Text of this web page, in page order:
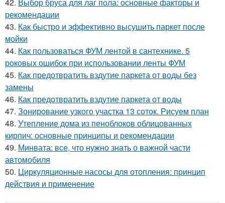
рекомендации
43. Как быстро и эффективно высушить паркет после
мойки
44. Как пользоваться ФУМ лентой в сантехнике. 5
роковых ошибок при использовании ленты ФУМ
45. Как предотвратить вздутие паркета от воды без
замены
46. Как предотвратить вздутие паркета от воды
47. Зонирование узкого участка 13 соток. Рисуем план
48. Утепление дома из пеноблоков облицованных
кирпич: основные принципы и рекомендации
49. Минвата: все, что нужно знать о важной части
автомобиля
50. Циркуляционные насосы для отопления: принцип
действия и применение